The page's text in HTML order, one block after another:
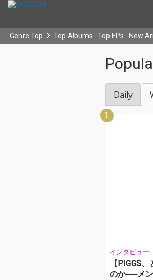
Genre Top Top Albums Top EPs New
Daily
1
インタビュー
【PIGGS
のか──メ